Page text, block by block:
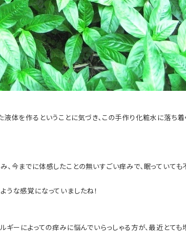
液体を作るということに気づき、この手作り化粧水に落ち着
、今までに体感したことの無いすごい痒みで、眠っていても
うな感覚になっていましたね！
ギーによっての痒みに悩んでいらっしゃる方が、最近とて